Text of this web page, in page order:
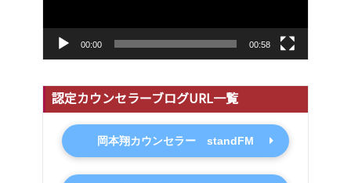
00:00 00:58
認定カウンセラーブログURL一覧
岡本翔カウンセラー standFM